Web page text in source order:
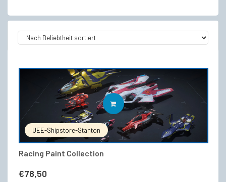
UEE-Shipstore-Stanton
Racing Paint Collection
€78,50
IN DEN WARENKORB